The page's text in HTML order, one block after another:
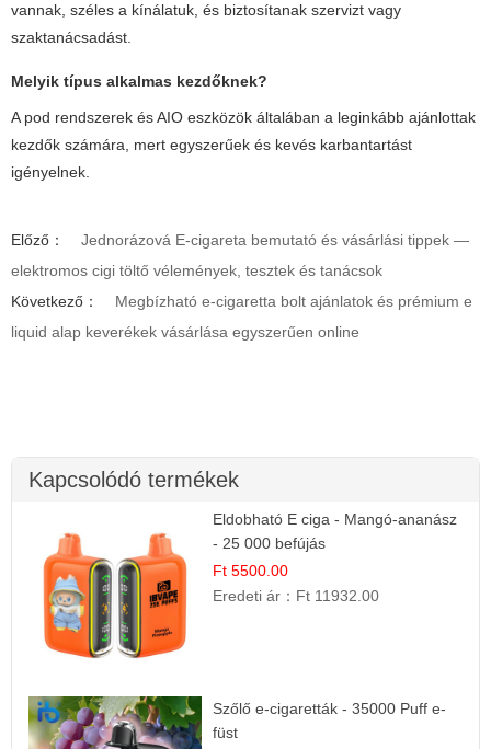
vannak, széles a kínálatuk, és biztosítanak szervizt vagy
szaktanácsadást.
Melyik típus alkalmas kezdőknek?
A pod rendszerek és AIO eszközök általában a leginkább ajánlottak
kezdők számára, mert egyszerűek és kevés karbantartást
igényelnek.
Előző：
Jednorázová E-cigareta bemutató és vásárlási tippek —
elektromos cigi töltő vélemények, tesztek és tanácsok
Következő：
Megbízható e-cigaretta bolt ajánlatok és prémium e
liquid alap keverékek vásárlása egyszerűen online
Kapcsolódó termékek
Eldobható E ciga - Mangó-ananász
- 25 000 befújás
Ft 5500.00
Eredeti ár： Ft 11932.00
Szőlő e-cigaretták - 35000 Puff e-
füst